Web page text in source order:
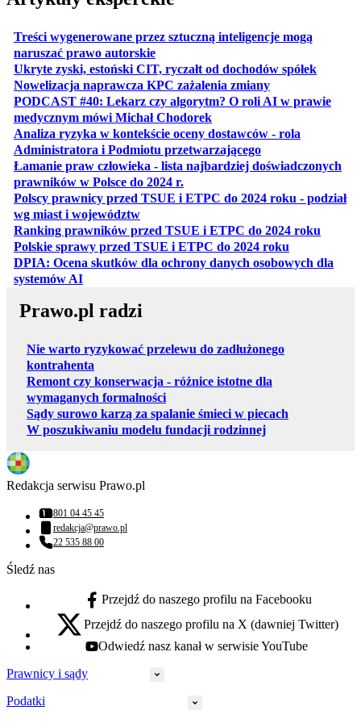
Treści wygenerowane przez sztuczną inteligencje mogą
naruszać prawo autorskieotwiera się w nowej karcie
Ukryte zyski, estoński CIT, ryczałt od dochodów spółekotwiera
Nowelizacja naprawcza KPC zażalenia zmianyotwiera się w
PODCAST #40: Lekarz czy algorytm? O roli AI w prawie
medycznym mówi Michał Chodorekotwiera się w nowej karcie
Analiza ryzyka w kontekście oceny dostawców - rola
Administratora i Podmiotu przetwarzającegootwiera się w
Łamanie praw człowieka - lista najbardziej doświadczonych
prawników w Polsce do 2024 r.
Polscy prawnicy przed TSUE i ETPC do 2024 roku - podział
wg miast i województwotwiera się w nowej karcie
Ranking prawników przed TSUE i ETPC do 2024 roku
Polskie sprawy przed TSUE i ETPC do 2024 roku
DPIA: Ocena skutków dla ochrony danych osobowych dla
systemów AIotwiera się w nowej karcie
Prawo.pl radzi
Nie warto ryzykować przelewu do zadłużonego
kontrahenta
Remont czy konserwacja - różnice istotne dla
wymaganych formalności
Sądy surowo karzą za spalanie śmieci w piecach
W poszukiwaniu modelu fundacji rodzinnej
Redakcja serwisu Prawo.pl
Numer telefonu:
801 04 45 45
Adres email:
redakcja@prawo.pl
Numer telefonu:
22 535 88 00
Śledź nas
facebook - otwiera się w nowej karcie
Przejdź do naszego profilu na Facebooku
x - otwiera się w nowej karcie
Przejdź do naszego profilu na X (dawniej Twitter)
youtube - otwiera się w nowej karcie
Odwiedź nasz kanał w serwisie YouTube
Prawnicy i sądy
Podatki